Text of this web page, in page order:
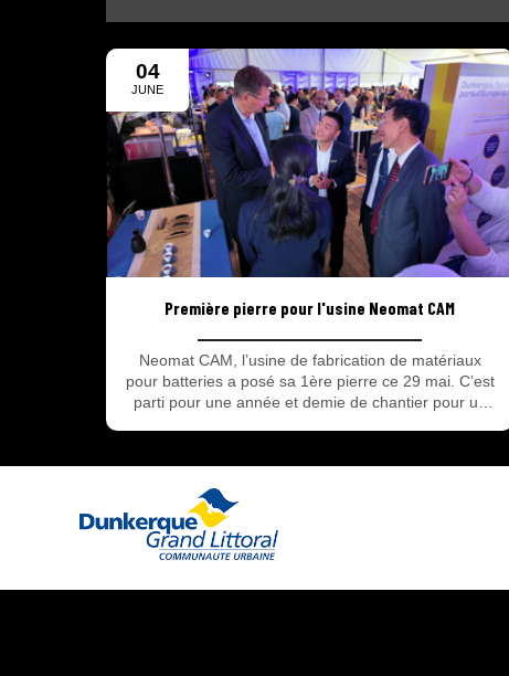
04
JUNE
Première pierre pour l'usine Neomat CAM
Neomat CAM, l’usine de fabrication de matériaux
pour batteries a posé sa 1ère pierre ce 29 mai. C’est
parti pour une année et demie de chantier pour un